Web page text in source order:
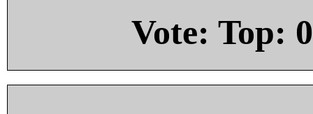
Vote: Top: 0